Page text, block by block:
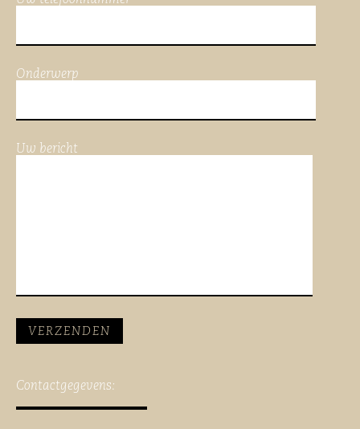
Onderwerp
Uw bericht
Contactgegevens: